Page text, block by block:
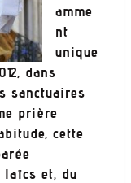
amme
nt
unique
dans
sanctuaires
prière
cette
laïcs et, du